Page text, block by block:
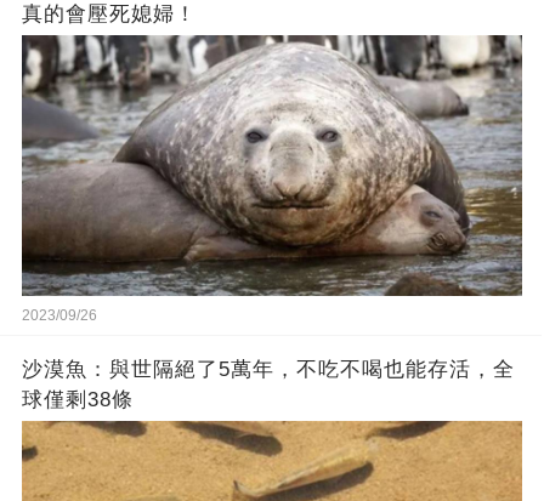
真的會壓死媳婦！
2023/09/26
沙漠魚：與世隔絕了5萬年，不吃不喝也能存活，全
球僅剩38條